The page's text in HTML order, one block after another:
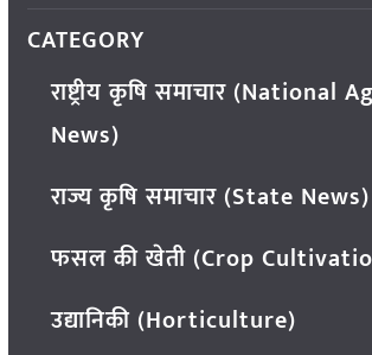
CATEGORY
राष्ट्रीय कृषि समाचार (National
News)
राज्य कृषि समाचार (State News)
फसल की खेती (Crop
उद्यानिकी (Horticulture)